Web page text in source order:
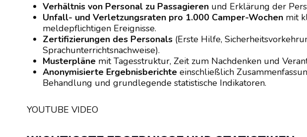
Verhältnis von Personal zu Passagieren und Erklärung der
Unfall- und Verletzungsraten pro 1.000 Camper-Wochen mit
meldepflichtigen Ereignisse.
Zertifizierungen des Personals (Erste Hilfe,
Sprachunterrichtsnachweise).
Musterpläne mit Tagesstruktur, Zeit zum Nachdenken und
Anonymisierte Ergebnisberichte einschließlich
Behandlung und grundlegende statistische Indikatoren.
YOUTUBE VIDEO